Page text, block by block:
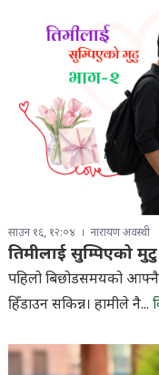
साउन १६, १२:०४ नारायण अवस्थी
तिमीलाई सुम्पिएको
पहिलो बिछोडसमयको
हिँडाउन सकिन्न। हामीले नै...